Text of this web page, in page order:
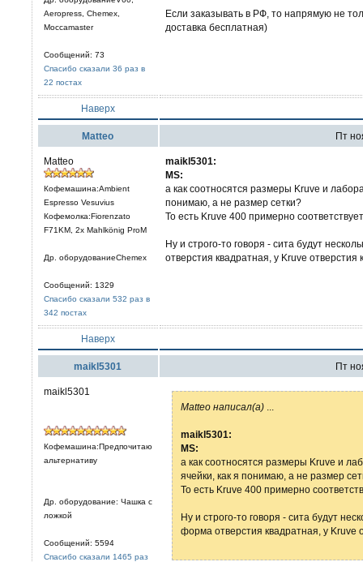
Aeropress, Chemex,
Moccamaster
Сообщений: 73
Спасибо сказали 36 раз в
22 постах
Если заказывать в РФ, то напрямую не
доставка бесплатная)
Наверх
Matteo Пт
Matteo
Кофемашина:Ambient
Espresso Vesuvius
Кофемолка:Fiorenzato
F71KM, 2x Mahlkönig ProM
Др. оборудованиеChemex
Сообщений: 1329
Спасибо сказали 532 раз в
342 постах
maikl5301:
MS:
а как соотносятся размеры Kruve и
понимаю, а не размер сетки?
То есть Kruve 400 примерно
Ну и строго-то говоря - сита будут
отверстия квадратная, у Kruve отверстия
Наверх
maikl5301 Пт
maikl5301
Кофемашина:Предпочитаю
альтернативу
Др. оборудование: Чашка с
ложкой
Сообщений: 5594
Спасибо сказали 1465 раз
Matteo написал(а)
maikl5301:
MS:
а как соотносятся размеры Kruve и
ячейки, как я понимаю, а не размер
То есть Kruve 400 примерно
Ну и строго-то говоря - сита будут
форма отверстия квадратная, у Kruve